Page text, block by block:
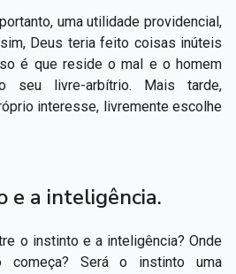
uma utilidade providencial,
Deus teria feito coisas inúteis
é que reside o mal e o homem
seu livre-arbítrio. Mais tarde,
interesse, livremente escolhe
e a inteligência.
o instinto e a inteligência? Onde
Será o instinto uma